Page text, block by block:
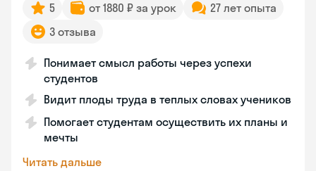
5 от 1880 ₽ за урок
27 лет опыта
3 отзыва
Понимает смысл работы через успехи
студентов
Видит плоды труда в теплых словах учеников
Помогает студентам осуществить их планы и
мечты
Читать дальше